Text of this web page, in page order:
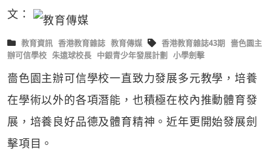
文：
教育資訊 香港教育雜誌 教育傳媒 香港教育雜誌43期 嗇色園主
辦可信學校 朱遠球校長 中銀青少年發展計劃 小學劍擊
嗇色園主辦可信學校一直致力發展多元教學，培養
在學術以外的各項潛能，也積極在校內推動體育發
展，培養良好品德及體育精神。近年更開始發展劍
擊項目。